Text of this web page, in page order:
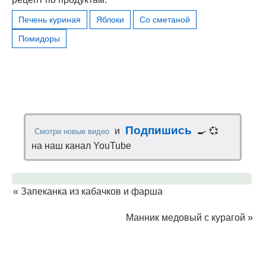
Печень куриная Яблоки
Со сметаной
Помидоры
Смотри новые видео и Подпишись
🍳 💞
на наш канал YouTube
« Запеканка из кабачков и фарша
Манник медовый с курагой »